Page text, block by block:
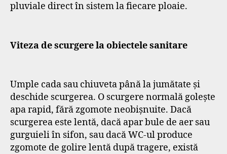
pluviale direct în sistem la fiecare ploaie.
Viteza de scurgere la obiectele sanitare
Umple cada sau chiuveta până la jumătate și
deschide scurgerea. O scurgere normală golește
apa rapid, fără zgomote neobișnuite. Dacă
scurgerea este lentă, dacă apar bule de aer sau
gurguieli în sifon, sau dacă WC-ul produce
zgomote de golire lentă după tragere, există